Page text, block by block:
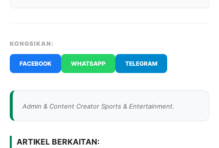
KONGSIKAN:
FACEBOOK WHATSAPP TELEGRAM
Admin & Content Creator Sports & Entertainment.
ARTIKEL BERKAITAN: